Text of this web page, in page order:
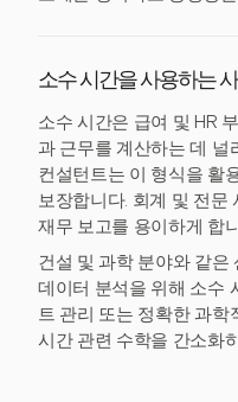
소수 시간을 사용하는
소수 시간은 급여 및 HR
과 근무를 계산하는 데 널
컨설턴트는 이 형식을 활
보장합니다. 회계 및 전문
재무 보고를 용이하게 합
건설 및 과학 분야와 같은
데이터 분석을 위해 소수
트 관리 또는 정확한 과학
시간 관련 수학을 간소화